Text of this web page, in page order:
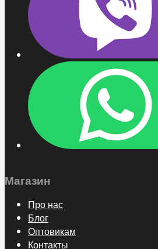
Магазин
Про нас
Блог
Оптовикам
Контакты